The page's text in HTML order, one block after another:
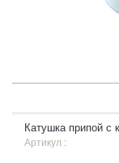
Катушка припой с
Артикул :